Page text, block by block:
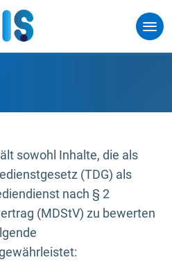
sowohl Inhalte, die als
(TDG) als
nach § 2
(MDStV) zu bewerten